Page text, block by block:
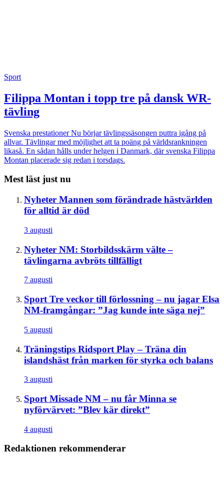
Sport
Filippa Montan i topp tre på dansk WR-
tävling
Svenska prestationerNu börjar tävlingssäsongen puttra igång på
allvar. Tävlingar med möjlighet att ta poäng på världsrankningen
likaså. En sådan hålls under helgen i Danmark, där svenska Filippa
Montan placerade sig redan i torsdags.
Mest läst just nu
Nyheter Mannen som förändrade hästvärlden
för alltid är död
3 augusti
Nyheter NM: Storbildsskärm välte –
tävlingarna avbröts tillfälligt
7 augusti
Sport Tre veckor till förlossning – nu jagar Elsa
NM-framgångar: ”Jag kunde inte säga nej”
5 augusti
Träningstips Ridsport Play – Träna din
islandshäst från marken för styrka och balans
3 augusti
Sport Missade NM – nu får Minna se
nyförvärvet: ”Blev kär direkt”
4 augusti
Redaktionen rekommenderar